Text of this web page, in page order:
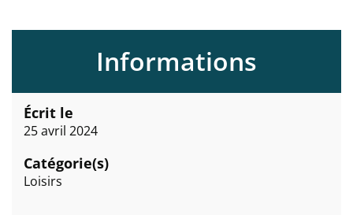
Informations
Écrit le
25 avril 2024
Catégorie(s)
Loisirs